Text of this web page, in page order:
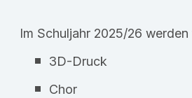
Im Schuljahr 2025/26
3D-Druck
Chor